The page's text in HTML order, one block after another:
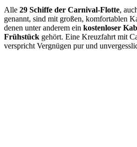
Alle 29 Schiffe der Carnival-Flotte,
genannt, sind mit großen, komfortablen
denen unter anderem ein kostenloser
Frühstück gehört. Eine Kreuzfahrt mit
verspricht Vergnügen pur und